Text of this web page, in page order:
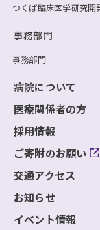
つくば臨床医学研究開
事務部門
事務部門
病院について
医療関係者の方
採用情報
ご寄附のお願い
交通アクセス
お知らせ
イベント情報